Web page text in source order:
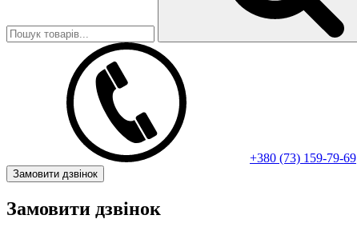
+380 (73) 159-79-69
Замовити дзвінок
Замовити дзвінок